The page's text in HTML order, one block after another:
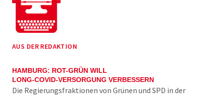
AUS DER REDAKTION
HAMBURG: ROT-GRÜN WILL
LONG-COVID-VERSORGUNG VERBESSERN
Die Regierungsfraktionen von Grünen und SPD in der